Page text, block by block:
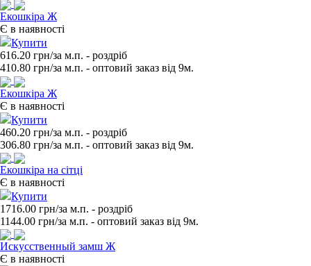
Екошкіра Ж
Є в наявності
Купити
616.20 грн/за м.п. - роздрiб
410.80 грн/за м.п. - оптовий заказ вiд 9м.
Екошкіра Ж
Є в наявності
Купити
460.20 грн/за м.п. - роздрiб
306.80 грн/за м.п. - оптовий заказ вiд 9м.
Екошкіра на сітці
Є в наявності
Купити
1716.00 грн/за м.п. - роздрiб
1144.00 грн/за м.п. - оптовий заказ вiд 9м.
Искусственный замш Ж
Є в наявності